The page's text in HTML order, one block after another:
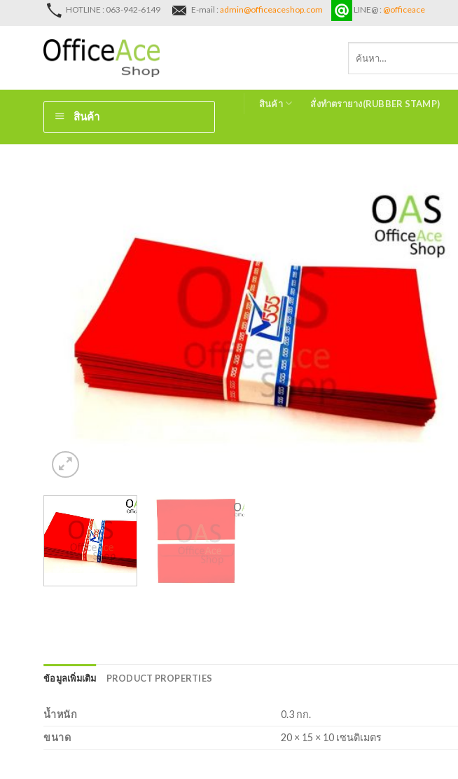
HOTLINE : 063-942-6149 E-mail : admin@officeaceshop.com LINE@ : @officeace
สินค้า
สินค้า สั่งทำตรายาง(RUBBER STAMP)
ข้อมูลเพิ่มเติม PRODUCT PROPERTIES
น้ำหนัก
0.3 กก.
ขนาด
20 × 15 × 10 เซนติเมตร